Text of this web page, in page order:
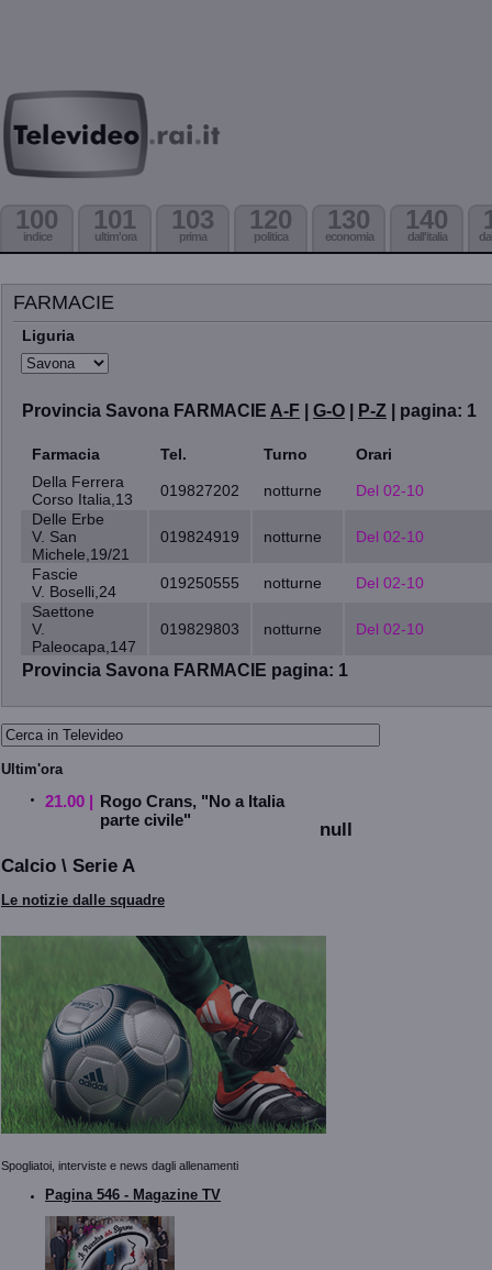
100
indice
101
ultim'ora
103
prima
120
politica
130
economia
140
dall'italia
FARMACIE
Liguria
Provincia Savona FARMACIE A-F G-O P-Z | pagina: 1
Farmacia Tel. Turno
Orari
Della Ferrera
Corso Italia,13
019827202 notturne
Del 02-10
Delle Erbe
V. San
Michele,19/21
019824919 notturne Del 02-10
Fascie
V. Boselli,24
019250555 notturne
Del 02-10
Saettone
V.
Paleocapa,147
019829803 notturne Del 02-10
Provincia Savona FARMACIE pagina: 1
Ultim'ora
21.00 | Rogo Crans, "No a Italia
parte civile"
null
Calcio \ Serie A
Le notizie dalle squadre
Spogliatoi, interviste e news dagli allenamenti
Pagina 546 - Magazine TV